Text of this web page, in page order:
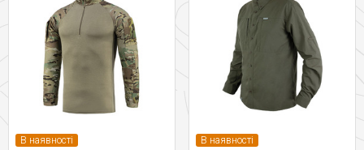
В наявності В наявності